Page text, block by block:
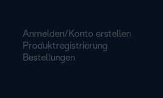
Anmelden/Konto erstellen
Produktregistrierung
Bestellungen